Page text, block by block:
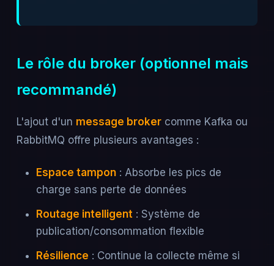
Le rôle du broker (optionnel mais
recommandé)
L'ajout d'un message brokercomme Kafka ou
RabbitMQ offre plusieurs avantages :
Espace tampon: Absorbe les pics de
charge sans perte de données
Routage intelligent: Système de
publication/consommation flexible
Résilience : Continue la collecte même si